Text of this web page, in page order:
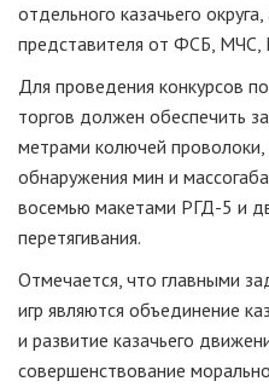
отдельного казачьего
представителя от ФСБ,
Для проведения конкурсов
торгов должен обеспечить
метрами колючей
обнаружения мин и
восемью макетами РГД-5 и
перетягивания.
Отмечается, что главными
игр являются объединение
и развитие казачьего
совершенствование